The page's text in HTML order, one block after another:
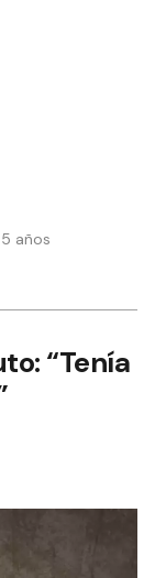
años
“Tenía